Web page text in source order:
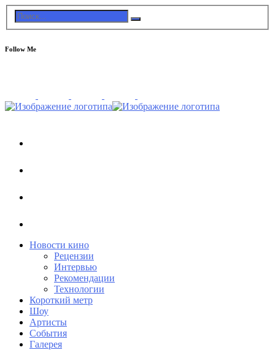
Follow Me
Новости кино
Рецензии
Интервью
Рекомендации
Технологии
Короткий метр
Шоу
Артисты
События
Галерея